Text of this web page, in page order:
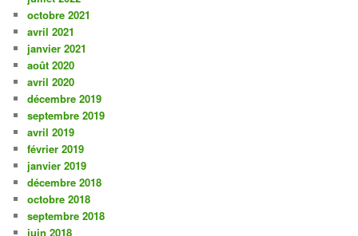
octobre 2021
avril 2021
janvier 2021
août 2020
avril 2020
décembre 2019
septembre 2019
avril 2019
février 2019
janvier 2019
décembre 2018
octobre 2018
septembre 2018
juin 2018